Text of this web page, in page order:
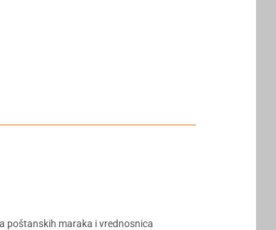
poštanskih maraka i vrednosnica